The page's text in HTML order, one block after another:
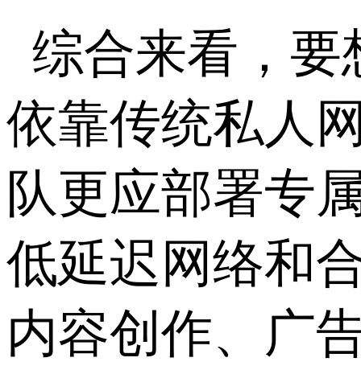
综合来看，要
依靠传统私人
队更应部署专
低延迟网络和
内容创作、广